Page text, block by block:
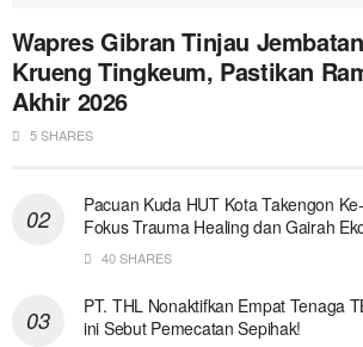
Wapres Gibran Tinjau Jembatan
Krueng Tingkeum, Pastikan
Akhir 2026
5 SHARES
Pacuan Kuda HUT Kota Takengon
Fokus Trauma Healing dan Gairah
40 SHARES
PT. THL Nonaktifkan Empat Tenaga
ini Sebut Pemecatan Sepihak!